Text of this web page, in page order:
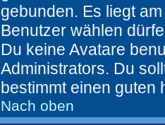
gebunden. Es liegt
Benutzer wählen
Du keine Avatare
Administrators. Du
bestimmt einen guten
Nach oben